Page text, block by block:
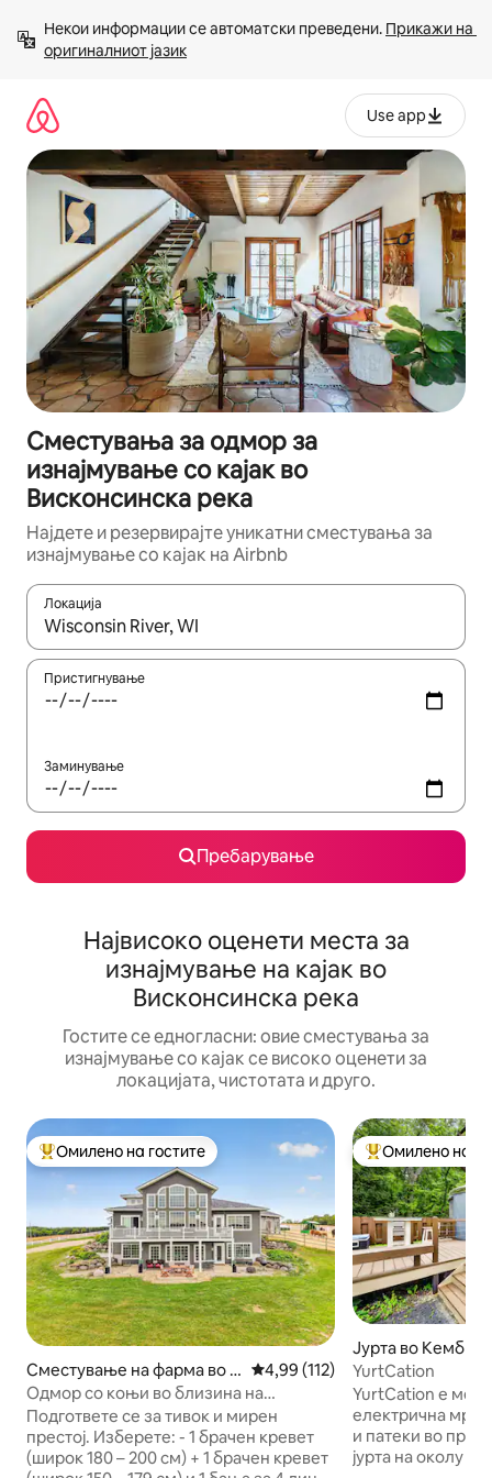
содржина
Некои информации се автоматски преведени. Прикажи на
оригиналниот јазик
Use app
Сместувања за одмор за
изнајмување со кајак во
Висконсинска река
Најдете и резервирајте уникатни сместувања за
изнајмување со кајак на Airbnb
Локација
Кога резултатите се достапни, движете се со копчињата
Пристигнување
Заминување
Пребарување
Највисоко оценети места за
изнајмување на кајак во
Висконсинска река
Гостите се едногласни: овие сместувања за
изнајмување со кајак се високо оценети за
локацијата, чистотата и друго.
Меѓу најуспешните „Омилени на гостите“
Омилено на гостите
Сместување на фарма во К
ембриџ
Просечна оцена: 4,99 од 5,
4,99 (112)
Одмор со коњи во близина на
Медисон
Подгответе се за тивок и мирен
престој. Изберете: - 1 брачен кревет
(широк 180 – 200 см) + 1 брачен кревет
МеѓуОмилено на
Јурта во
YurtCation
YurtCation е
електрична
и патеки во природа. Има
јурта на околу